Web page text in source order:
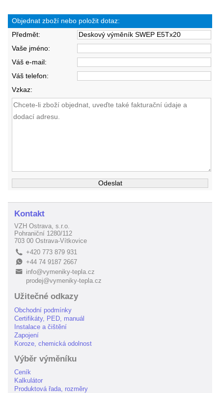
Objednat zboží nebo položit dotaz:
Předmět:
Vaše jméno:
Váš e-mail:
Váš telefon:
Vzkaz:
Kontakt
VZH Ostrava, s.r.o.
Pohraniční 1280/112
703 00 Ostrava-Vítkovice
L +420 773 879 931
E+44 74 9187 2667
B
info@vymeniky-tepla.cz
prodej@vymeniky-tepla.cz
Užitečné odkazy
Obchodní podmínky
Certifikáty, PED, manuál
Instalace a čištění
Zapojení
Koroze, chemická odolnost
Výběr výměníku
Ceník
Kalkulátor
Produktová řada, rozměry